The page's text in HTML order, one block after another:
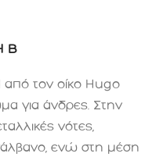
B
τον οίκο Hugo
για άνδρες. Στην
νότες,
ενώ στη μέση